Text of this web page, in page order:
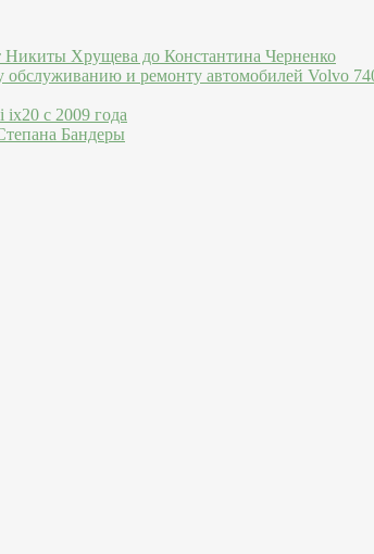
Никиты Хрущева до Константина Черненко
обслуживанию и ремонту автомобилей Volvo
ix20 c 2009 года
Бандеры